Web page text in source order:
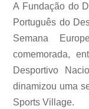
A Fundação do
Português do
Semana
comemorada,
Desportivo
dinamizou uma
Sports Village.